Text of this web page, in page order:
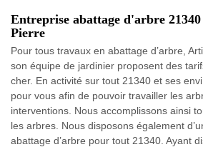
Entreprise abattage d'arbre
Pierre
Pour tous travaux en abattage d’arbre,
son équipe de jardinier proposent des
cher. En activité sur tout 21340 et ses
pour vous afin de pouvoir travailler les
interventions. Nous accomplissons ainsi
les arbres. Nous disposons également
abattage d’arbre pour tout 21340. Ayant